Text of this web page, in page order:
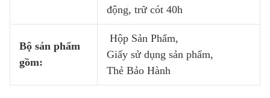
động, trữ cót 40h
Bộ sản phẩm
gồm:
Hộp Sản Phẩm,
Giấy sử dụng sản phẩm,
Thẻ Bảo Hành